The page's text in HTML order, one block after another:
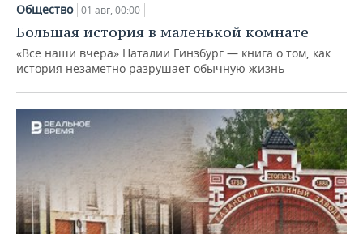
Общество 01 авг, 00:00
Большая история в маленькой комнате
«Все наши вчера» Наталии Гинзбург — книга о том, как
история незаметно разрушает обычную жизнь